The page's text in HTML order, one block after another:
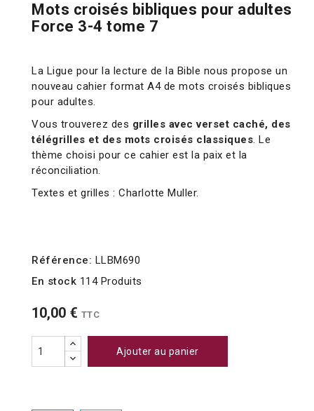
Mots croisés bibliques pour adultes
Force 3-4 tome 7
La Ligue pour la lecture de la Bible nous propose un
nouveau cahier format A4 de mots croisés bibliques
pour adultes.
Vous trouverez des grilles avec verset caché, des
télégrilles et des mots croisés classiques. Le
thème choisi pour ce cahier est la paix et la
réconciliation.
Textes et grilles : Charlotte Muller.
Référence: LLBM690
En stock 114 Produits
10,00 € TTC
Ajouter au panier